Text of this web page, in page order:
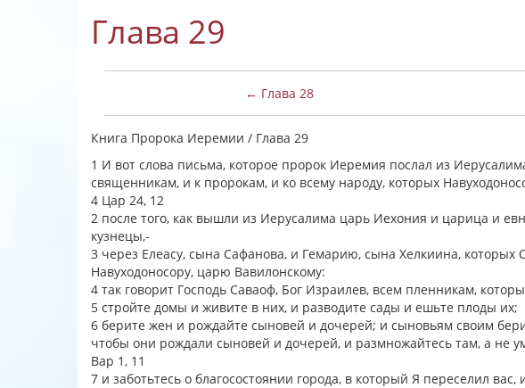
Глава 29
← Глава 28
Книга Пророка Иеремии / Глава 29
1 И вот слова письма, которое пророк Иеремия послал из
священникам, и к пророкам, и ко всему народу, которых
4 Цар 24, 12
2 после того, как вышли из Иерусалима царь Иехония и царица и
кузнецы,-
3 через Елеасу, сына Сафанова, и Гемарию, сына Хелкиина, которых
Навуходоносору, царю Вавилонскому:
4 так говорит Господь Саваоф, Бог Израилев, всем пленникам,
5 стройте домы и живите в них, и разводите сады и ешьте плоды их;
6 берите жен и рождайте сыновей и дочерей; и сыновьям своим
чтобы они рождали сыновей и дочерей, и размножайтесь там, а не
Вар 1, 11
7 и заботьтесь о благосостоянии города, в который Я переселил